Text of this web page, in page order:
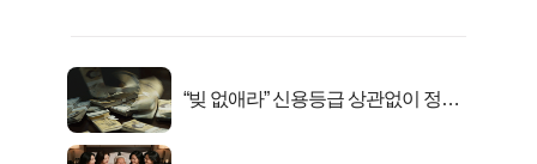
“빚 없애라” 신용등급 상관없이 정부